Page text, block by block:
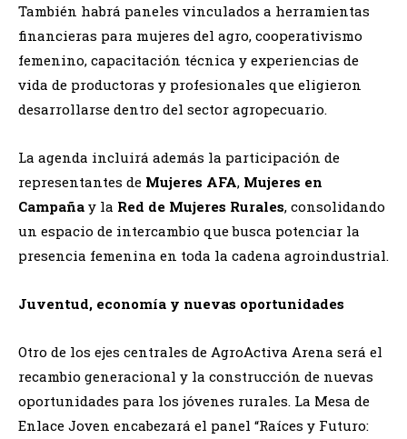
También habrá paneles vinculados a herramientas
financieras para mujeres del agro, cooperativismo
femenino, capacitación técnica y experiencias de
vida de productoras y profesionales que eligieron
desarrollarse dentro del sector agropecuario.
La agenda incluirá además la participación de
representantes de Mujeres AFA, Mujeres en
Campaña y la Red de Mujeres Rurales, consolidando
un espacio de intercambio que busca potenciar la
presencia femenina en toda la cadena agroindustrial.
Juventud, economía y nuevas oportunidades
Otro de los ejes centrales de AgroActiva Arena será el
recambio generacional y la construcción de nuevas
oportunidades para los jóvenes rurales. La Mesa de
Enlace Joven encabezará el panel “Raíces y Futuro: